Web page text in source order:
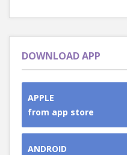
DOWNLOAD APP
APPLE
from app store
ANDROID